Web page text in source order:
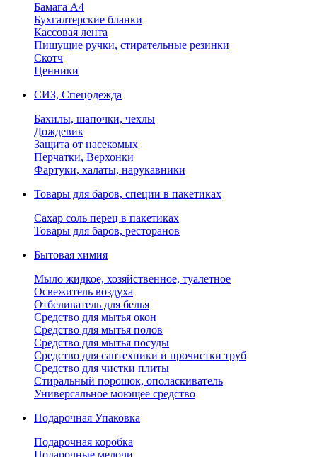
Бамага А4
Бухгалтерские бланки
Кассовая лента
Пишущие ручки, стирательные резинки
Скотч
Ценники
СИЗ, Спецодежда
Бахилы, шапочки, чехлы
Дождевик
Защита от насекомых
Перчатки, Верхонки
Фартуки, халаты, нарукавники
Товары для баров, специи в пакетиках
Сахар соль перец в пакетиках
Товары для баров, ресторанов
Бытовая химия
Мыло жидкое, хозяйственное, туалетное
Освежитель воздуха
Отбеливатель для белья
Средство для мытья окон
Средство для мытья полов
Средство для мытья посуды
Средство для сантехники и прочистки труб
Средство для чистки плиты
Стиральный порошок, ополаскиватель
Универсальное моющее средство
Подарочная Упаковка
Подарочная коробка
Подарочные мелочи